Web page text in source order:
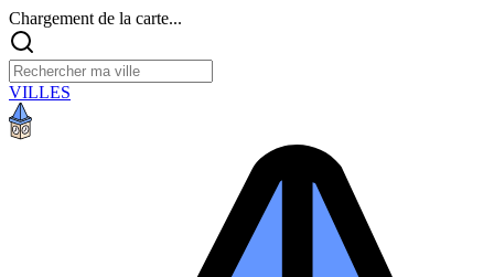
Chargement de la carte...
VILLES